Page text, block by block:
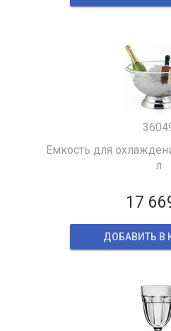
Емкость для
л
17
ДОБАВИТЬ В